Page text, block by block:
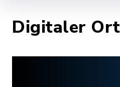
Digitaler